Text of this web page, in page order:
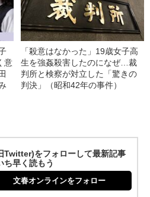
意
「殺意はなかった」19歳女子高
生を強姦殺害したのになぜ…裁
判所と検察が対立した「驚きの
判決」（昭和42年の事件）
Twitter)をフォローして最新記事
ち早く読もう
文春オンラインをフォロー